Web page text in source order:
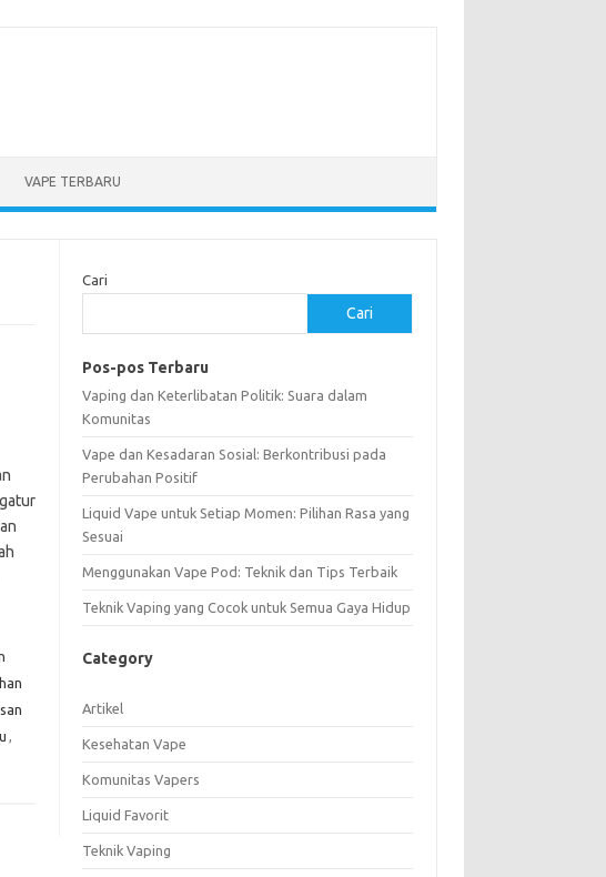
VAPE TERBARU
,
Cari
Cari
Pos-pos Terbaru
Vaping dan Keterlibatan Politik: Suara dalam
Komunitas
Vape dan Kesadaran Sosial: Berkontribusi pada
Perubahan Positif
Liquid Vape untuk Setiap Momen: Pilihan Rasa yang
Sesuai
Menggunakan Vape Pod: Teknik dan Tips Terbaik
Teknik Vaping yang Cocok untuk Semua Gaya Hidup
Category
Artikel
Kesehatan Vape
Komunitas Vapers
Liquid Favorit
Teknik Vaping